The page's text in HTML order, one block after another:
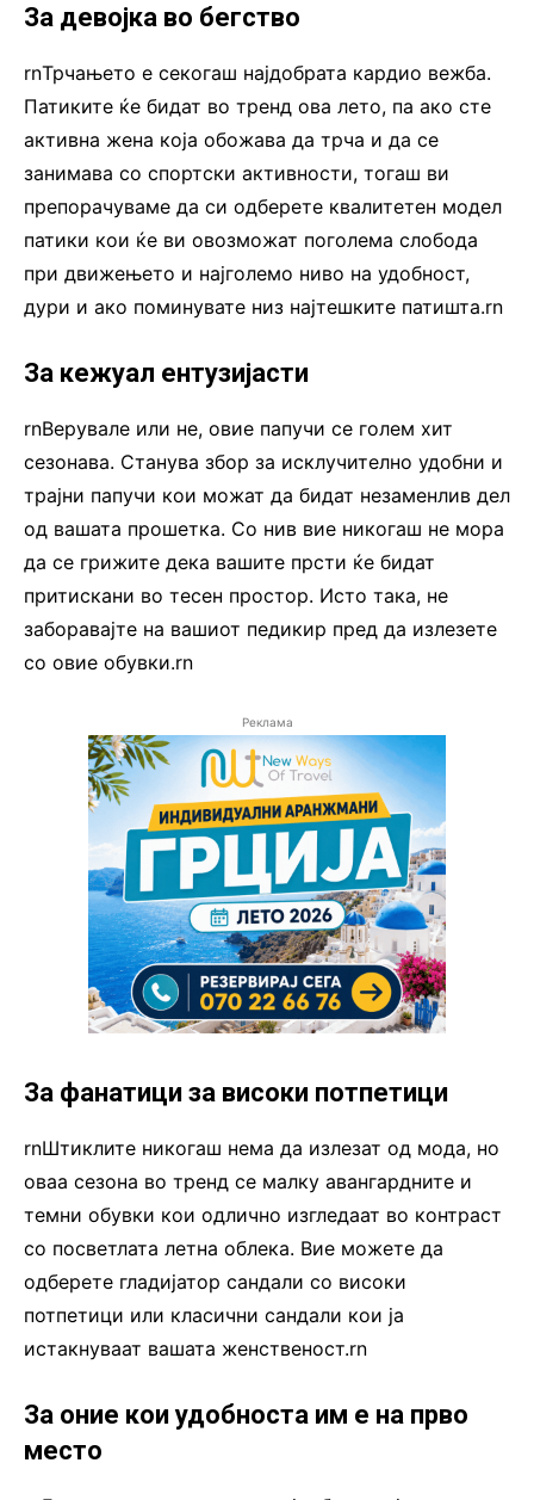
За девојка во бегство
rnТрчањето е секогаш најдобрата кардио вежба.
Патиките ќе бидат во тренд ова лето, па ако сте
активна жена која обожава да трча и да се
занимава со спортски активности, тогаш ви
препорачуваме да си одберете квалитетен модел
патики кои ќе ви овозможат поголема слобода
при движењето и најголемо ниво на удобност,
дури и ако поминувате низ најтешките патишта.rn
За кежуал ентузијасти
rnВерувале или не, овие папучи се голем хит
сезонава. Станува збор за исклучително удобни и
трајни папучи кои можат да бидат незаменлив дел
од вашата прошетка. Со нив вие никогаш не мора
да се грижите дека вашите прсти ќе бидат
притискани во тесен простор. Исто така, не
заборавајте на вашиот педикир пред да излезете
со овие обувки.rn
Реклама
За фанатици за високи потпетици
rnШтиклите никогаш нема да излезат од мода, но
оваа сезона во тренд се малку авангардните и
темни обувки кои одлично изгледаат во контраст
со посветлата летна облека. Вие можете да
одберете гладијатор сандали со високи
потпетици или класични сандали кои ја
истакнуваат вашата женственост.rn
За оние кои удобноста им е на прво
место